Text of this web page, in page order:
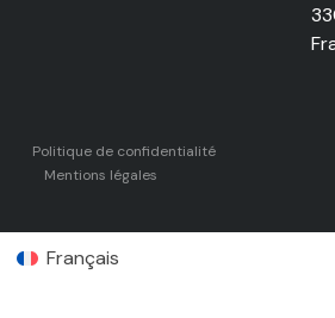
Politique de confidentialité
Mentions légales
Français